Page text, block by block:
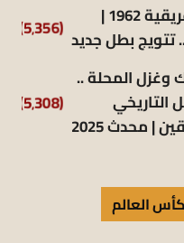
كأس الأمم الأفريقية 1962 |
.. تتويج بطل جديد (5٬356)
وغزل المحلة ..
| محدث 2025
(5٬308)
كأس العالم